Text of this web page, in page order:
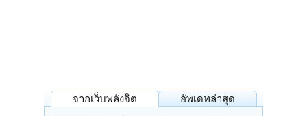
จากเว็บพลังจิต อัพเดทล่าสุด